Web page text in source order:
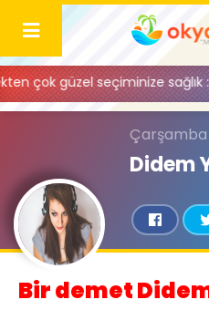
content
çok güzel seçiminize sağlık :)
Çarşamba
Didem
Bir demet